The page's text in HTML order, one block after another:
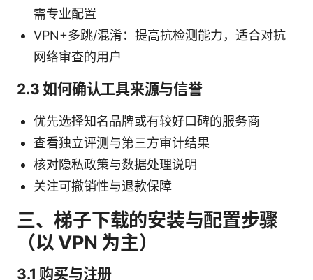
需专业配置
VPN+多跳/混淆：提高抗检测能力，适合对抗
网络审查的用户
2.3 如何确认工具来源与信誉
优先选择知名品牌或有较好口碑的服务商
查看独立评测与第三方审计结果
核对隐私政策与数据处理说明
关注可撤销性与退款保障
三、梯子下载的安装与配置步骤
（以 VPN 为主）
3.1 购买与注册